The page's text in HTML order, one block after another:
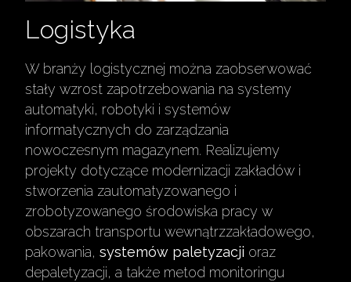
Logistyka
W branży logistycznej można zaobserwować
stały wzrost zapotrzebowania na systemy
automatyki, robotyki i systemów
informatycznych do zarządzania
nowoczesnym magazynem. Realizujemy
projekty dotyczące modernizacji zakładów i
stworzenia zautomatyzowanego i
zrobotyzowanego środowiska pracy w
obszarach transportu wewnątrzzakładowego,
pakowania,systemów paletyzacji oraz
depaletyzacji, a także metod monitoringu